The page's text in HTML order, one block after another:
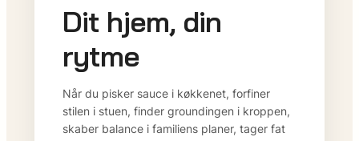
Dit hjem, din
rytme
Når du pisker sauce i køkkenet, forfiner
stilen i stuen, finder groundingen i kroppen,
skaber balance i familiens planer, tager fat